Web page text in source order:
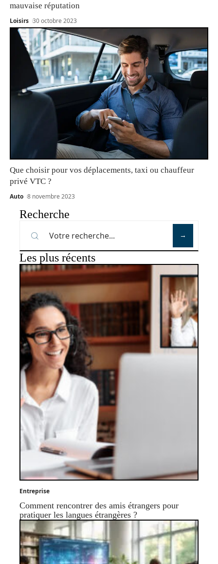
mauvaise réputation
Loisirs 30 octobre 2023
Que choisir pour vos déplacements, taxi ou chauffeur
privé VTC ?
Auto 8 novembre 2023
Recherche
Les plus récents
Entreprise
Comment rencontrer des amis étrangers pour
pratiquer les langues étrangères ?